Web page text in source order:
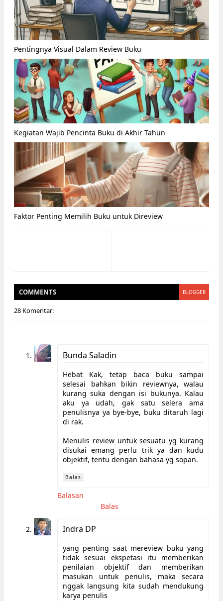
Pentingnya Visual Dalam Review Buku
Kegiatan Wajib Pencinta Buku di Akhir Tahun
Faktor Penting Memilih Buku untuk Direview
COMMENTS BLOGGER
28 Komentar:
Bunda Saladin
Hebat Kak, tetap baca buku sampai
selesai bahkan bikin reviewnya, walau
kurang suka dengan isi bukunya. Kalau
aku ya udah, gak satu selera ama
penulisnya ya bye-bye, buku ditaruh lagi
di rak.
Menulis review untuk sesuatu yg kurang
disukai emang perlu trik ya dan kudu
objektif, tentu dengan bahasa yg sopan.
Balas
Balasan
Balas
Indra DP
yang penting saat mereview buku yang
tidak sesuai ekspetasi itu memberikan
penilaian objektif dan memberikan
masukan untuk penulis, maka secara
nggak langsung kita sudah mendukung
karya penulis